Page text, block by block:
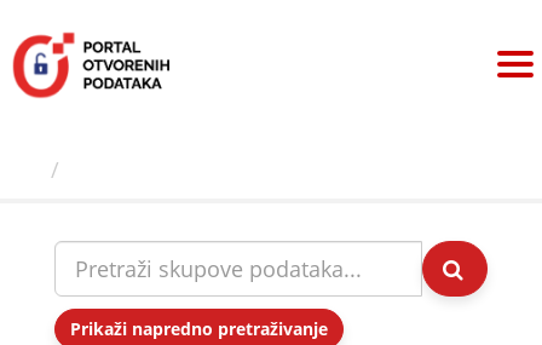
sadržaj
Prikaži napredno pretraživanje